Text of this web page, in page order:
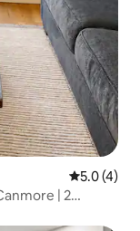
5.0 (4)
| 2